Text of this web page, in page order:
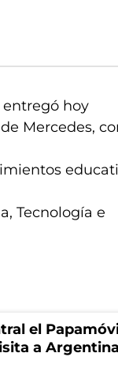
entregó hoy
Mercedes,
Tecnología e
el
a